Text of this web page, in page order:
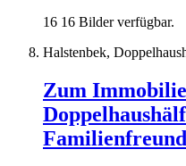
16 16 Bilder verfügbar.
Halstenbek,
Zum